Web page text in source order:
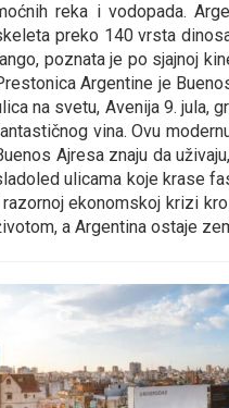
reka i vodopada.
preko 140 vrsta
poznata je po sjajnoj
Argentine je
na svetu, Avenija 9. jula,
vina. Ovu
Ajresa znaju da
ulicama koje krase
ekonomskoj krizi
a Argentina ostaje